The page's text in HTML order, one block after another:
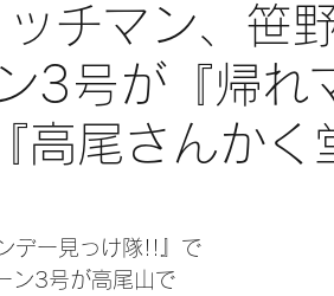
チマン、笹
3号が『帰れ
尾さんかく
デー見っけ隊!!』で
ン3号が高尾山で